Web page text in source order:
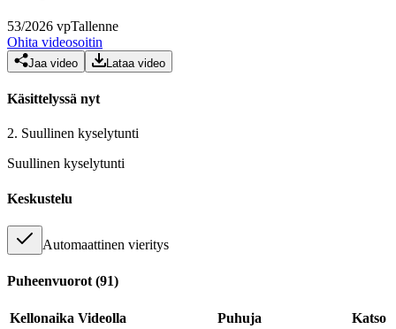
53/2026 vpTallenne
Ohita videosoitin
Jaa video Lataa video
Käsittelyssä nyt
2. Suullinen kyselytunti
Suullinen kyselytunti
Keskustelu
Automaattinen vieritys
Puheenvuorot (91)
Kellonaika Videolla Puhuja
Katso